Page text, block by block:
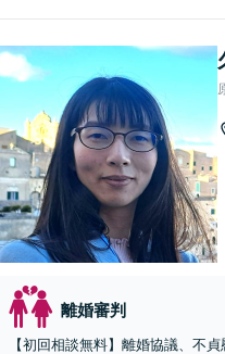
離婚審判
【初回相談無料】離婚協議、不